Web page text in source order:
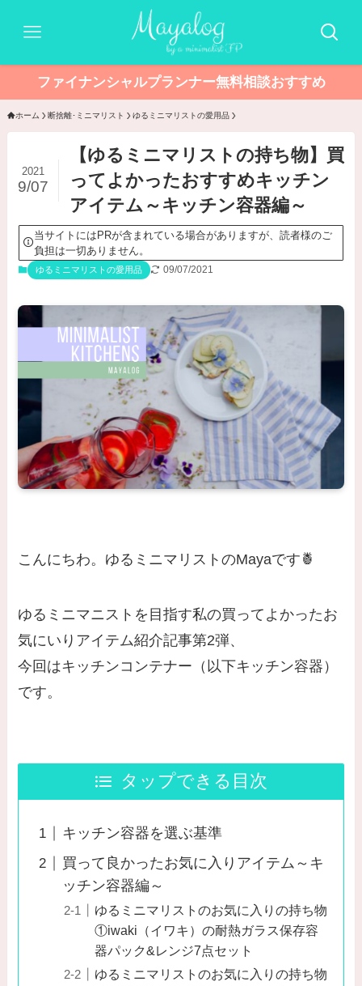
ファイナンシャルプランナー無料相談おすすめ
ホーム 断捨離･ミニマリスト ゆるミニマリストの愛用品
【ゆるミニマリストの持ち物】買
ってよかったおすすめキッチン
アイテム～キッチン容器編～
2021
9/07
当サイトにはPRが含まれている場合がありますが、読者様のご
負担は一切ありません。
ゆるミニマリストの愛用品 09/07/2021
こんにちわ。ゆるミニマリストのMayaです🍍
ゆるミニマニストを目指す私の買ってよかったお
気にいりアイテム紹介記事第2弾、
今回はキッチンコンテナー（以下キッチン容器）
です。
タップできる目次
キッチン容器を選ぶ基準
買って良かったお気に入りアイテム～キ
ッチン容器編～
ゆるミニマリストのお気に入りの持ち物
①iwaki（イワキ）の耐熱ガラス保存容
器パック&レンジ7点セット
ゆるミニマリストのお気に入りの持ち物